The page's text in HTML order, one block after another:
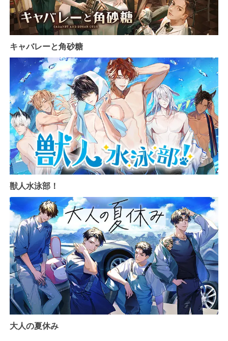
キャバレーと角砂糖
獣人水泳部！
大人の夏休み